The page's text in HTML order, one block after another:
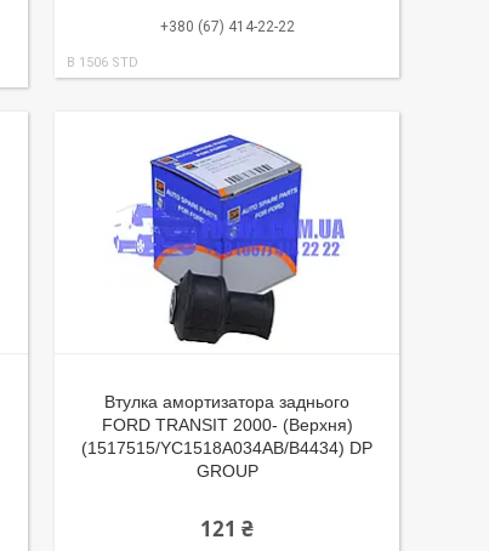
+380 (67) 414-22-22
B 1506 STD
Втулка амортизатора заднього
FORD TRANSIT 2000- (Верхня)
(1517515/YC1518A034AB/B4434) DP
GROUP
121 ₴